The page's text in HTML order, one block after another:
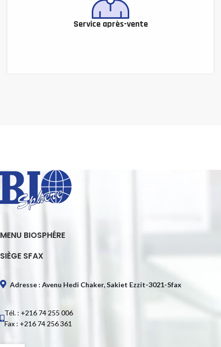
Service après-vente
MENU BIOSPHÉRE
SIÈGE SFAX
Adresse : Avenu Hedi Chaker, Sakiet Ezzit-3021-Sfax
Tél. : +216 74 255 006
Fax : +216 74 256 361